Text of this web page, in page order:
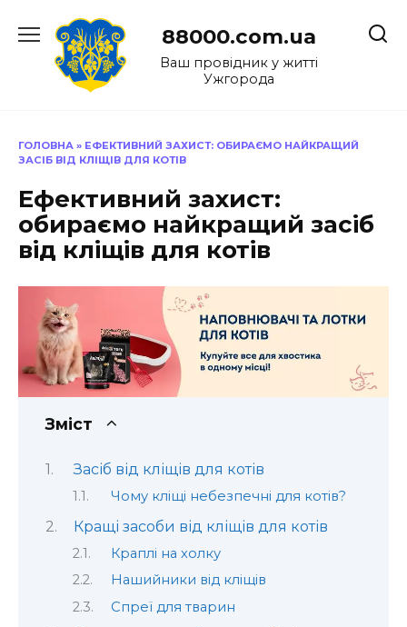
до
88000.com.ua
Ваш провідник у житті
Ужгорода
ГОЛОВНА » ЕФЕКТИВНИЙ ЗАХИСТ: ОБИРАЄМО НАЙКРАЩИЙ
ЗАСІБ ВІД КЛІЩІВ ДЛЯ КОТІВ
Ефективний захист:
обираємо найкращий засіб
від кліщів для котів
Зміст
Засіб від кліщів для котів
Чому кліщі небезпечні для котів?
Кращі засоби від кліщів для котів
Краплі на холку
Нашийники від кліщів
Спреї для тварин